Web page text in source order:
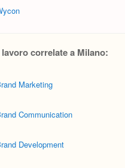
correlate a Milano:
Marketing
Communication
Development